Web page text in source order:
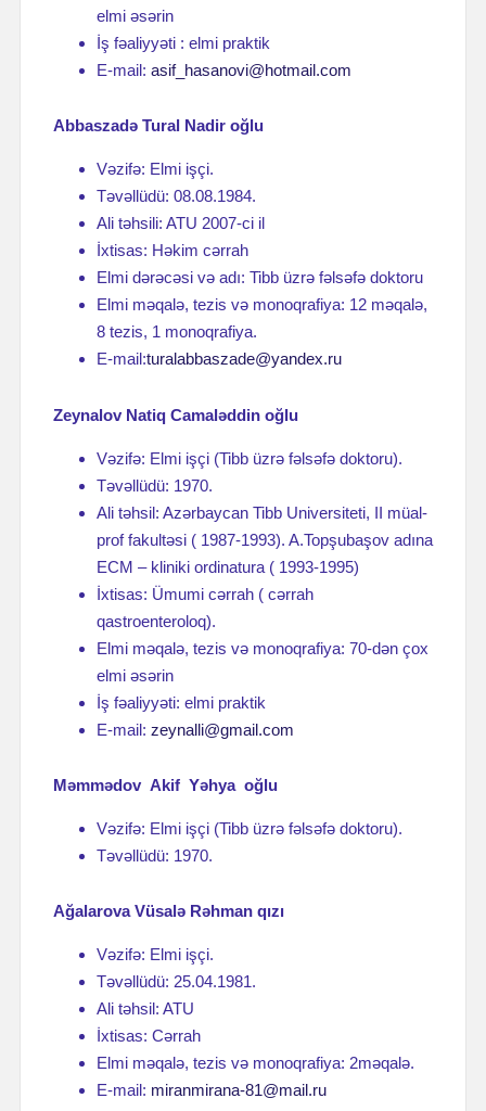
elmi əsərin
İş fəaliyyəti : elmi praktik
E-mail: asif_hasanovi@hotmail.com
Abbaszadə Tural Nadir oğlu
Vəzifə: Elmi işçi.
Təvəllüdü: 08.08.1984.
Ali təhsili: ATU 2007-ci il
İxtisas: Həkim cərrah
Elmi dərəcəsi və adı: Tibb üzrə fəlsəfə doktoru
Elmi məqalə, tezis və monoqrafiya: 12 məqalə,
8 tezis, 1 monoqrafiya.
E-mail:turalabbaszade@yandex.ru
Zeynalov Natiq Camaləddin oğlu
Vəzifə: Elmi işçi (Tibb üzrə fəlsəfə doktoru).
Təvəllüdü: 1970.
Ali təhsil: Azərbaycan Tibb Universiteti, II müal-
prof fakultəsi ( 1987-1993). A.Topşubaşov adına
ECM – kliniki ordinatura ( 1993-1995)
İxtisas: Ümumi cərrah ( cərrah
qastroenteroloq).
Elmi məqalə, tezis və monoqrafiya: 70-dən çox
elmi əsərin
İş fəaliyyəti: elmi praktik
E-mail: zeynalli@gmail.com
Məmmədov Akif Yəhya oğlu
Vəzifə: Elmi işçi (Tibb üzrə fəlsəfə doktoru).
Təvəllüdü: 1970.
Ağalarova Vüsalə Rəhman qızı
Vəzifə: Elmi işçi.
Təvəllüdü: 25.04.1981.
Ali təhsil: ATU
İxtisas: Cərrah
Elmi məqalə, tezis və monoqrafiya: 2məqalə.
E-mail: miranmirana-81@mail.ru